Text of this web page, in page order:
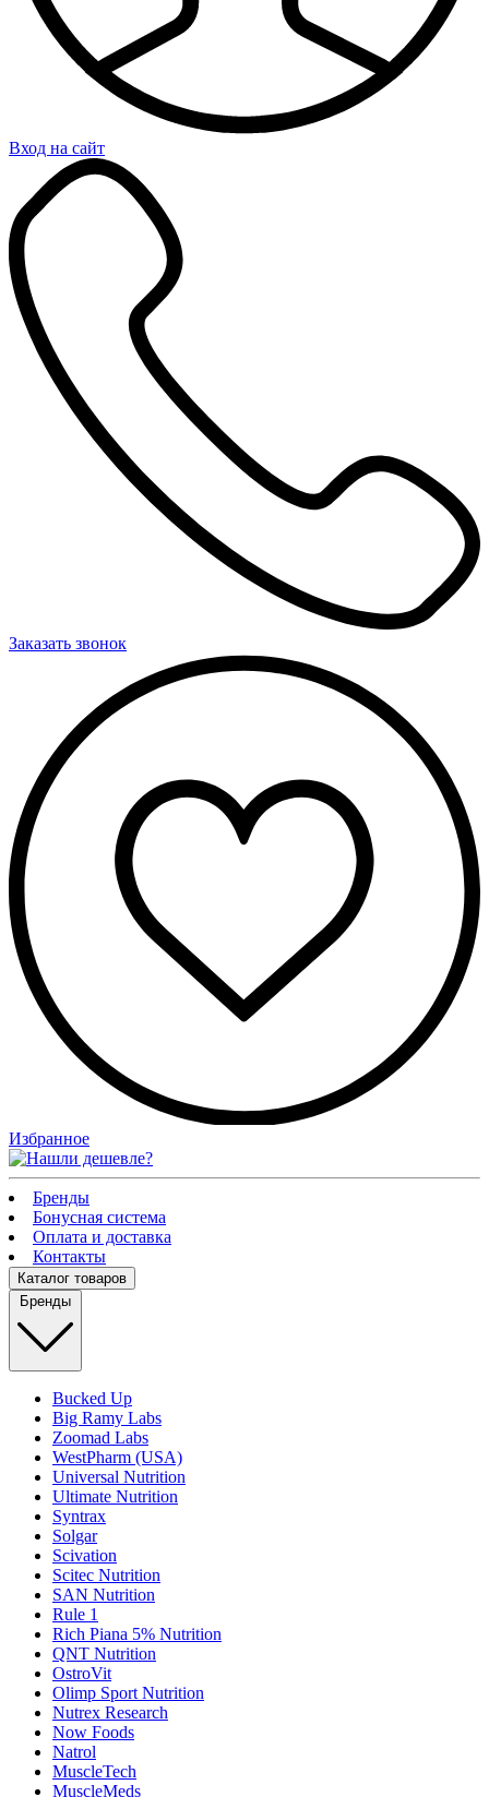
Вход на сайт
Заказать звонок
Избранное
Бренды
Бонусная система
Оплата и доставка
Контакты
Каталог товаров
Бренды
Bucked Up
Big Ramy Labs
Zoomad Labs
WestPharm (USA)
Universal Nutrition
Ultimate Nutrition
Syntrax
Solgar
Scivation
Scitec Nutrition
SAN Nutrition
Rule 1
Rich Piana 5% Nutrition
QNT Nutrition
OstroVit
Olimp Sport Nutrition
Nutrex Research
Now Foods
Natrol
MuscleTech
MuscleMeds